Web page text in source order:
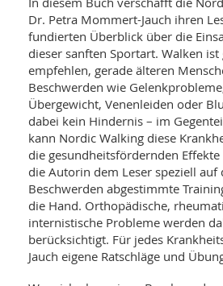
Dr. Petra Mommert-Jauch ihren
fundierten Überblick über die
dieser sanften Sportart. Walken
empfehlen, gerade älteren
Beschwerden wie
Übergewicht, Venenleiden oder
dabei kein Hindernis – im
kann Nordic Walking diese
die gesundheitsfördernden
die Autorin dem Leser speziell auf
Beschwerden abgestimmte
die Hand. Orthopädische,
internistische Probleme werden
berücksichtigt. Für jedes
Jauch eigene Ratschläge und